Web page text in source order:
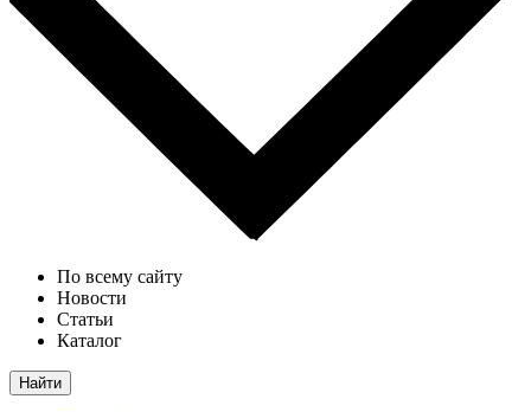
По всему сайту
Новости
Статьи
Каталог
Найти